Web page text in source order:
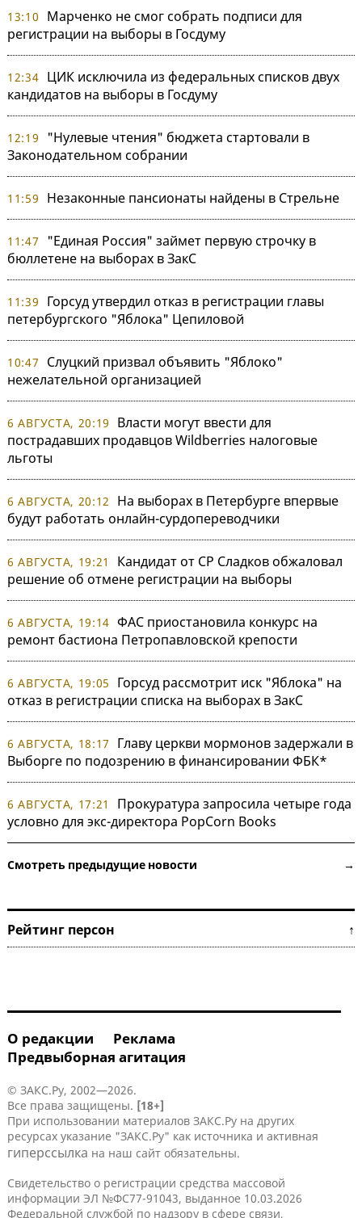
13:10
Марченко не смог собрать подписи для
регистрации на выборы в Госдуму
12:34 ЦИК исключила из федеральных списков двух
кандидатов на выборы в Госдуму
12:19
"Нулевые чтения" бюджета стартовали в
Законодательном собрании
11:59 Незаконные пансионаты найдены в Стрельне
11:47
"Единая Россия" займет первую строчку в
бюллетене на выборах в ЗакС
11:39
Горсуд утвердил отказ в регистрации главы
петербургского "Яблока" Цепиловой
10:47
Слуцкий призвал объявить "Яблоко"
нежелательной организацией
6 АВГУСТА, 20:19
Власти могут ввести для
пострадавших продавцов Wildberries налоговые
льготы
6 АВГУСТА, 20:12
На выборах в Петербурге впервые
будут работать онлайн-сурдопереводчики
6 АВГУСТА, 19:21
Кандидат от СР Сладков обжаловал
решение об отмене регистрации на выборы
6 АВГУСТА, 19:14 ФАС приостановила конкурс на
ремонт бастиона Петропавловской крепости
6 АВГУСТА, 19:05
Горсуд рассмотрит иск "Яблока" на
отказ в регистрации списка на выборах в ЗакС
6 АВГУСТА, 18:17
Главу церкви мормонов задержали в
Выборге по подозрению в финансировании ФБК*
6 АВГУСТА, 17:21
Прокуратура запросила четыре года
условно для экс-директора PopCorn Books
Смотреть предыдущие новости →
Рейтинг персон ↑
О редакции
Реклама
Предвыборная агитация
© ЗАКС.Ру, 2002—2026.
Все права защищены. [18+]
При использовании материалов ЗАКС.Ру на других
ресурсах указание "ЗАКС.Ру" как источника и активная
гиперссылка на наш сайт обязательны.
Свидетельство о регистрации средства массовой
информации ЭЛ №ФС77-91043, выданное 10.03.2026
Федеральной службой по надзору в сфере связи,